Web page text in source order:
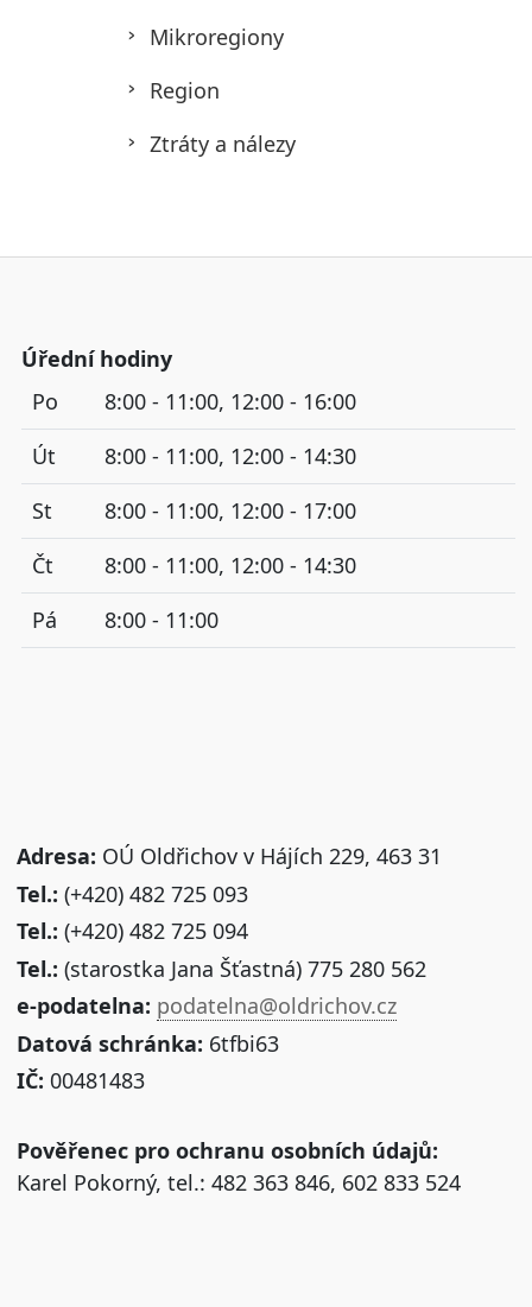
Mikroregiony
Region
Ztráty a nálezy
Úřední hodiny
Po
8:00 - 11:00, 12:00 - 16:00
Út
8:00 - 11:00, 12:00 - 14:30
St
8:00 - 11:00, 12:00 - 17:00
Čt
8:00 - 11:00, 12:00 - 14:30
Pá
8:00 - 11:00
Adresa: OÚ Oldřichov v Hájích 229, 463 31
Tel.: (+420) 482 725 093
Tel.: (+420) 482 725 094
Tel.: (starostka Jana Šťastná) 775 280 562
e-podatelna: podatelna@oldrichov.cz
Datová schránka: 6tfbi63
IČ: 00481483
Pověřenec pro ochranu osobních údajů:
Karel Pokorný, tel.: 482 363 846, 602 833 524